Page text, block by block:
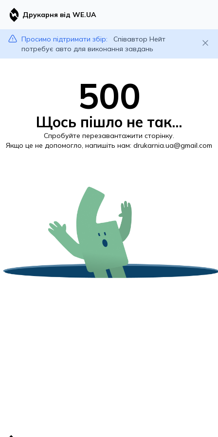
Друкарня від WE.UA
Просимо підтримати збір:
Співавтор Нейт
потребує авто для виконання завдань
500
Щось пішло не так...
Спробуйте перезавантажити сторінку.
Якщо це не допомогло, напишіть нам: drukarnia.ua@gmail.com